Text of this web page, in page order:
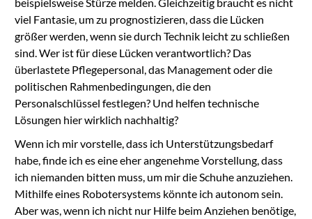
beispielsweise Stürze melden. Gleichzeitig braucht es nicht
viel Fantasie, um zu prognostizieren, dass die Lücken
größer werden, wenn sie durch Technik leicht zu schließen
sind. Wer ist für diese Lücken verantwortlich? Das
überlastete Pflegepersonal, das Management oder die
politischen Rahmenbedingungen, die den
Personalschlüssel festlegen? Und helfen technische
Lösungen hier wirklich nachhaltig?
Wenn ich mir vorstelle, dass ich Unterstützungsbedarf
habe, finde ich es eine eher angenehme Vorstellung, dass
ich niemanden bitten muss, um mir die Schuhe anzuziehen.
Mithilfe eines Robotersystems könnte ich autonom sein.
Aber was, wenn ich nicht nur Hilfe beim Anziehen benötige,